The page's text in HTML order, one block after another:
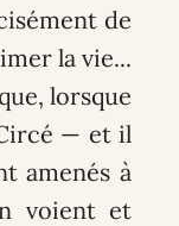
de
la vie...
lorsque
— et il
amenés à
voient et